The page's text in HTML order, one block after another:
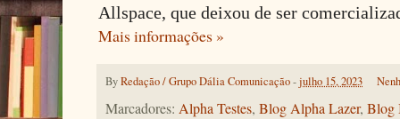
Allspace, que deixou de ser
Mais informações »
ByRedação / Grupo Dália Comunicação-julho 15, 2023
Marcadores: Alpha Testes, Blog Alpha Lazer, Blog